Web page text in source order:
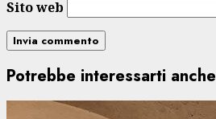
Sito web
Potrebbe interessarti anche